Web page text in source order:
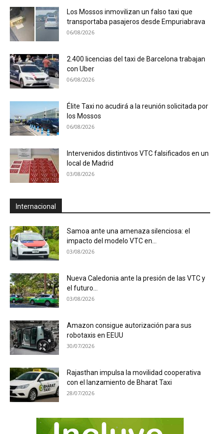
Los Mossos inmovilizan un falso taxi que
transportaba pasajeros desde Empuriabrava
06/08/2026
2.400 licencias del taxi de Barcelona trabajan
con Uber
06/08/2026
Élite Taxi no acudirá a la reunión solicitada por
los Mossos
06/08/2026
Intervenidos distintivos VTC falsificados en un
local de Madrid
03/08/2026
Internacional
Samoa ante una amenaza silenciosa: el
impacto del modelo VTC en...
03/08/2026
Nueva Caledonia ante la presión de las VTC y
el futuro...
03/08/2026
Amazon consigue autorización para sus
robotaxis en EEUU
30/07/2026
Rajasthan impulsa la movilidad cooperativa
con el lanzamiento de Bharat Taxi
28/07/2026